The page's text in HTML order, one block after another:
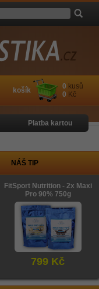
NÁŠ TIP
FitSport Nutrition - 2x Maxi
Pro 90% 750g
799 Kč
Platba kartou
košík 0 kusů
0 Kč